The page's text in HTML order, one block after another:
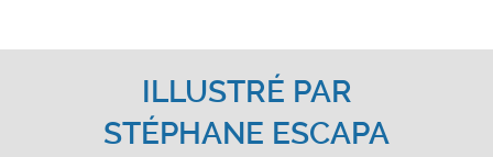
ILLUSTRÉ PAR
STÉPHANE ESCAPA